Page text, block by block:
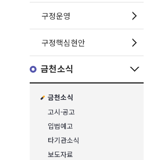
구정운영
구정핵심현안
금천소식
금천소식
고시·공고
입법예고
타기관소식
보도자료